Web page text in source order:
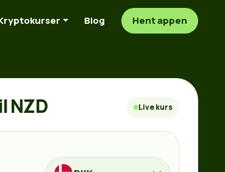
Blog Hent appen
NZD Live kurs